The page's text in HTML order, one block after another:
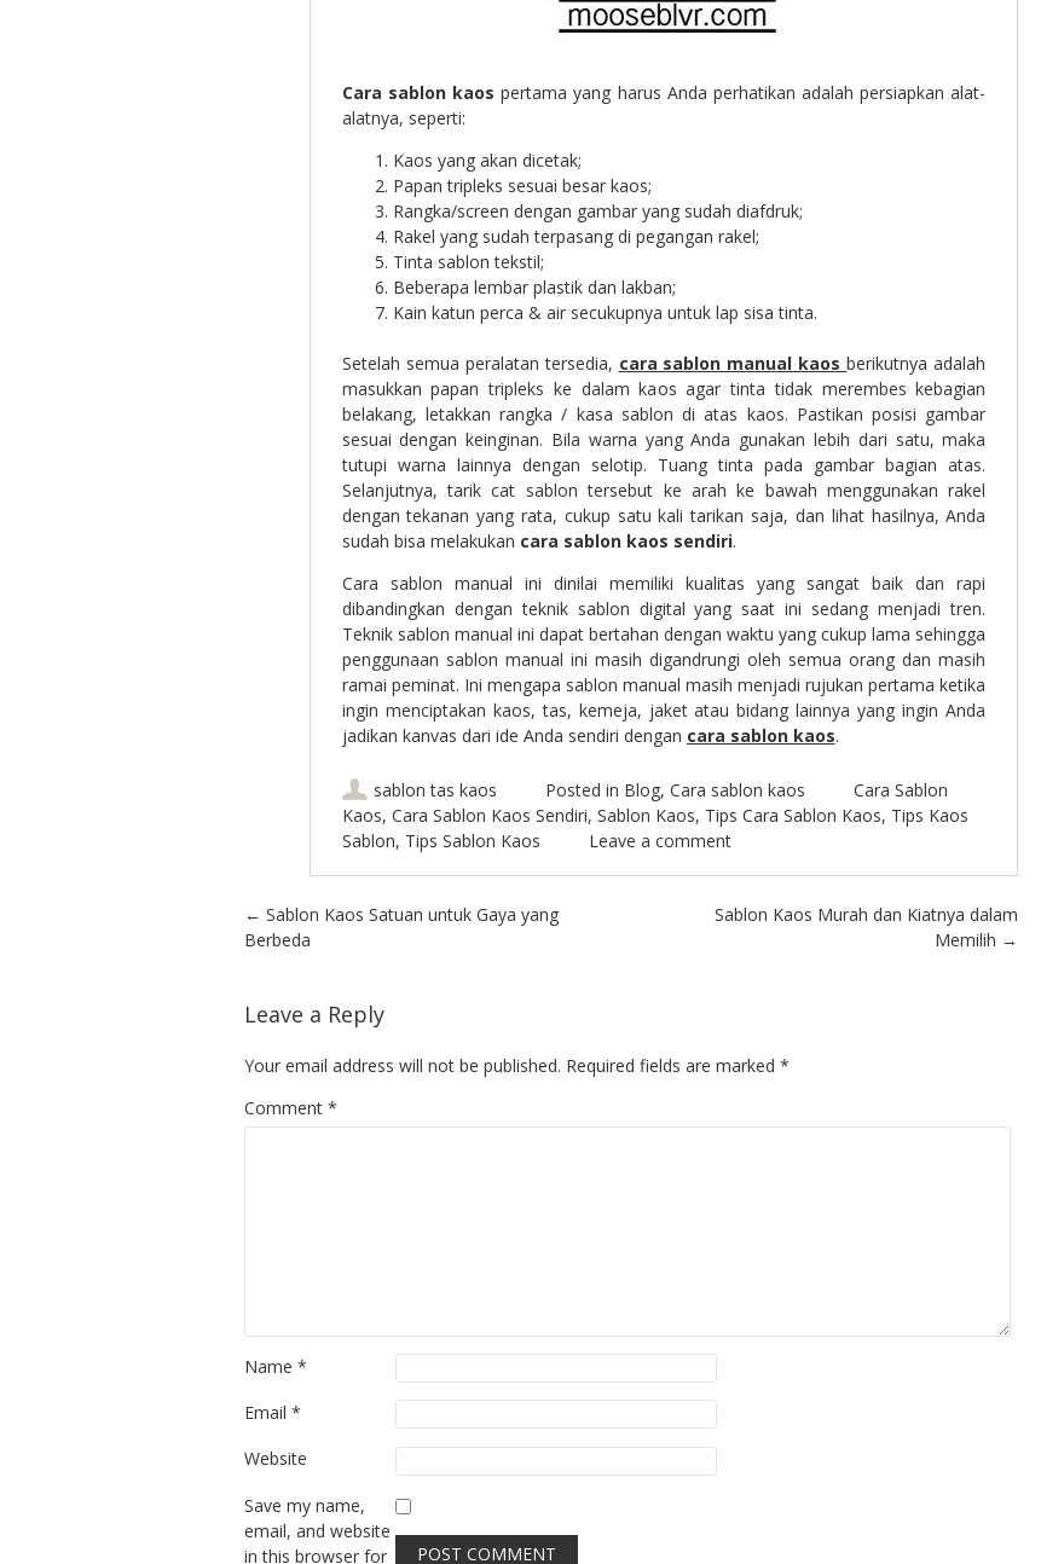
Cara sablon kaospertama yang harus Anda perhatikan adalah persiapkan alat-
alatnya, seperti:
Kaos yang akan dicetak;
Papan tripleks sesuai besar kaos;
Rangka/screen dengan gambar yang sudah diafdruk;
Rakel yang sudah terpasang di pegangan rakel;
Tinta sablon tekstil;
Beberapa lembar plastik dan lakban;
Kain katun perca & air secukupnya untuk lap sisa tinta.
Setelah semua peralatan tersedia, cara sablon manual kaosberikutnya adalah
masukkan papan tripleks ke dalam kaos agar tinta tidak merembes kebagian
belakang, letakkan rangka / kasa sablon di atas kaos. Pastikan posisi gambar
sesuai dengan keinginan. Bila warna yang Anda gunakan lebih dari satu, maka
tutupi warna lainnya dengan selotip. Tuang tinta pada gambar bagian atas.
Selanjutnya, tarik cat sablon tersebut ke arah ke bawah menggunakan rakel
dengan tekanan yang rata, cukup satu kali tarikan saja, dan lihat hasilnya, Anda
sudah bisa melakukan cara sablon kaos sendiri.
Cara sablon manual ini dinilai memiliki kualitas yang sangat baik dan rapi
dibandingkan dengan teknik sablon digital yang saat ini sedang menjadi tren.
Teknik sablon manual ini dapat bertahan dengan waktu yang cukup lama sehingga
penggunaan sablon manual ini masih digandrungi oleh semua orang dan masih
ramai peminat. Ini mengapa sablon manual masih menjadi rujukan pertama ketika
ingin menciptakan kaos, tas, kemeja, jaket atau bidang lainnya yang ingin Anda
jadikan kanvas dari ide Anda sendiri dengan cara sablon kaos.
sablon tas kaos Posted in Blog, Cara sablon kaos
Cara Sablon
Kaos, Cara Sablon Kaos Sendiri, Sablon Kaos, Tips Cara Sablon Kaos, Tips Kaos
Sablon, Tips Sablon Kaos Leave a comment
Post navigation
← Sablon Kaos Satuan untuk Gaya yang
Berbeda
Sablon Kaos Murah dan Kiatnya dalam
Memilih →
Leave a Reply
Your email address will not be published. Required fields are marked *
Comment *
Name *
Email *
Website
Save my name,
email, and website
in this browser for